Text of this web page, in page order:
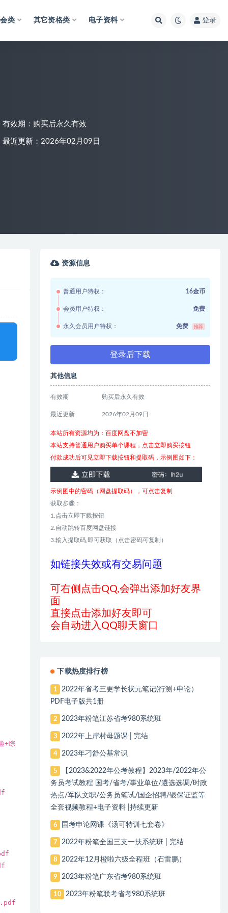
类 其它资格类 电子资料 登录
有效期：购买后永久有效
最近更新：2026年02月09日
+综
资源信息
普通用户特权： 16金币
会员用户特权： 免费
永久会员用户特权： 免费 推荐
登录后下载
其他信息
有效期 购买后永久有效
最近更新 2026年02月09日
本站所有资源均为：百度网盘不加密
本站支持普通用户购买单个课程，点击立即购买按钮
付款成功后可见立即下载按钮和提取码，示例图如下：
示例图中的密码（网盘提取码），可点击复制
获取步骤：
1.点击立即下载按钮
2.自动跳转百度网盘链接
3.输入提取码,即可获取（点击密码可复制）
如链接失效或有交易问题
可右侧点击QQ,会弹出添加好友界
面
直接点击添加好友即可
会自动进入QQ聊天窗口
下载热度排行榜
1
2022年省考三更学长状元笔记(行测+申论）
PDF电子版共1册
2 2023年粉笔江苏省考980系统班
3 2022年上岸村母题课 | 完结
4 2023年刁舒公基常识
5
【2023&2022年公考教程】2023年/2022年公
务员考试教程 国考/省考/事业单位/遴选选调/时政
热点/军队文职/公务员笔试/国企招聘/银保证监等
全套视频教程+电子资料 |持续更新
6 国考申论网课《汤可特训七套卷》
7 2022年粉笔全国三支一扶系统班 | 完结
8 2022年12月橙啦六级全程班（石雷鹏）
9 2023年粉笔广东省考980系统班
10 2023年粉笔联考省考980系统班